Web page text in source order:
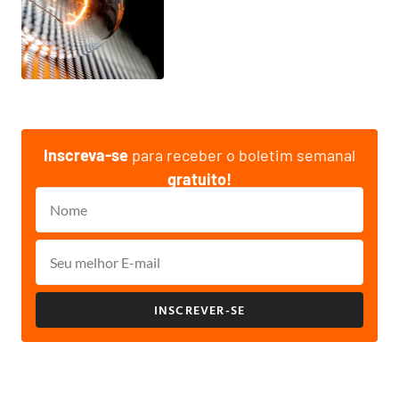
Inscreva-se para receber o boletim semanal
gratuito!
INSCREVER-SE